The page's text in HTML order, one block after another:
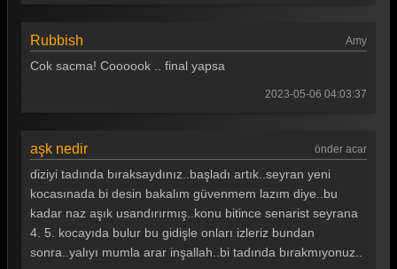
Rubbish Amy
Cok sacma! Coooook .. final yapsa
2023-05-06 04:03:37
aşk nedir önder acar
diziyi tadında bıraksaydınız..başladı artık..seyran yeni
kocasınada bi desin bakalım güvenmem lazım diye..bu
kadar naz aşık usandırırmış..konu bitince senarist seyrana
4. 5. kocayıda bulur bu gidişle onları izleriz bundan
sonra..yalıyı mumla arar inşallah..bi tadında bırakmıyonuz..